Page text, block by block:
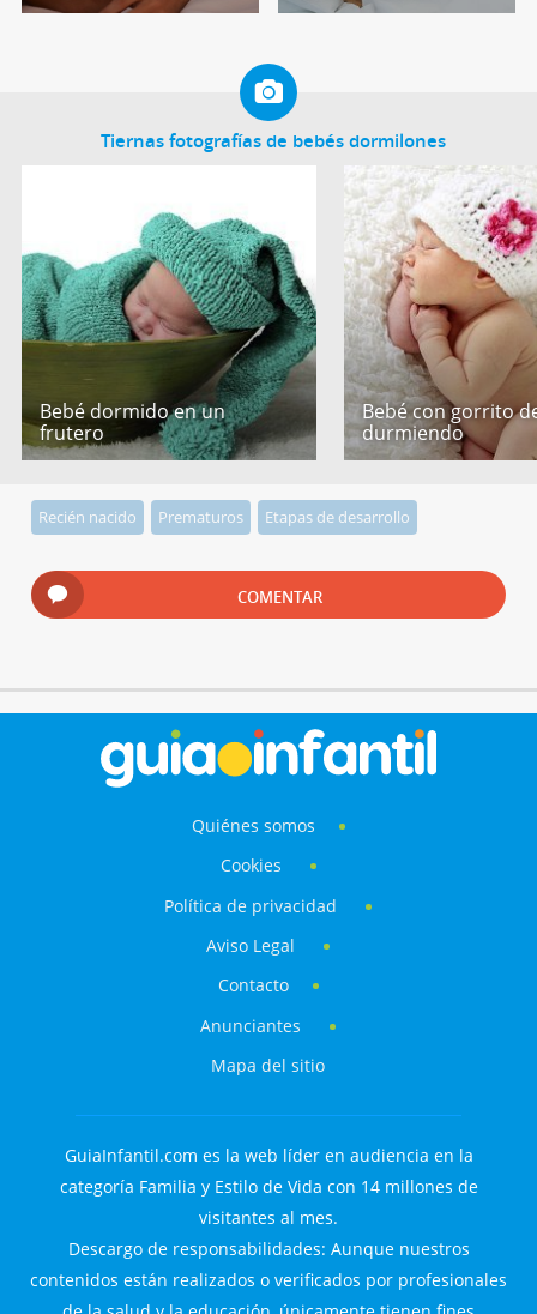
Tiernas fotografías de bebés dormilones
Bebé dormido en un
frutero
Bebé con gorrito
durmiendo
Recién nacido Prematuros Etapas de desarrollo
COMENTAR
Quiénes somos
Cookies
Política de privacidad
Aviso Legal
Contacto
Anunciantes
Mapa del sitio
GuiaInfantil.com es la web líder en audiencia en la
categoría Familia y Estilo de Vida con 14 millones de
visitantes al mes.
Descargo de responsabilidades: Aunque nuestros
contenidos están realizados o verificados por profesionales